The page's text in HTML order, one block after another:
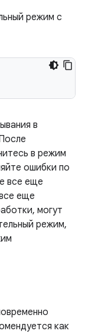
режим с
в
в режим
ошибки по
все еще
еще
могут
режим,
как